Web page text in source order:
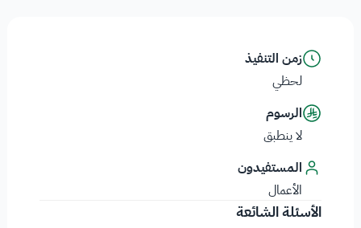
زمن التنفيذ
لحظي
الرسوم
لا ينطبق
المستفيدون
الأعمال
الأسئلة الشائعة